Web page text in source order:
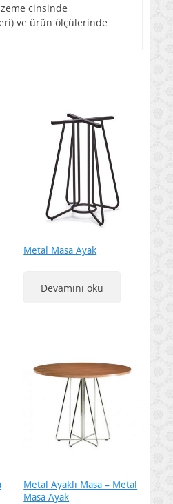
cinsinde
ve ürün ölçülerinde
Metal Masa Ayak
Devamını oku
Metal Ayaklı Masa – Metal
Masa Ayak